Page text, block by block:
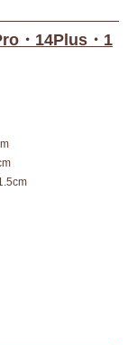
・14Plus・1